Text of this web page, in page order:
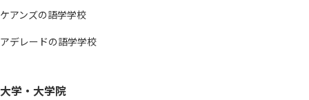
ケアンズの語学学校
アデレードの語学学校
大学・大学院